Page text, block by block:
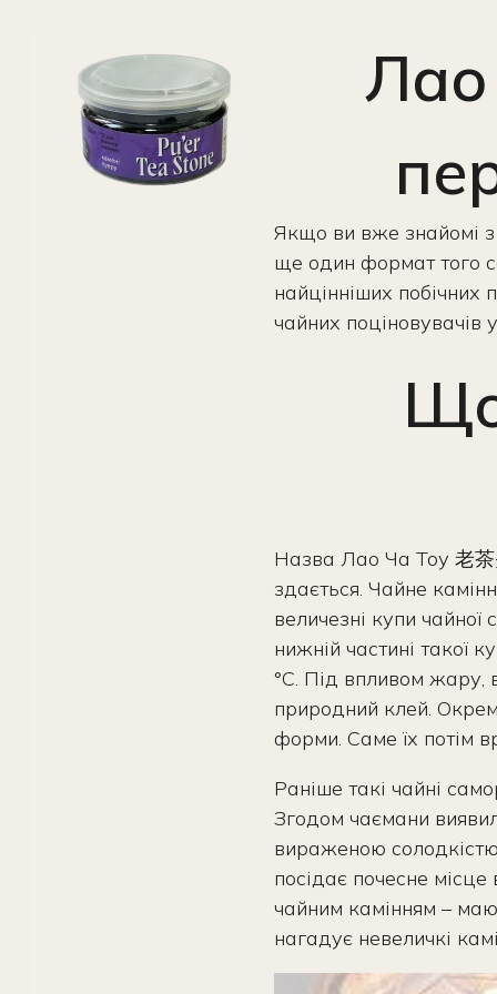
Лао
Якщо ви вже знайомі з
ще один формат того
найцінніших побічних
чайних поціновувачів
Назва Лао Ча Тоу 老茶
здається. Чайне
величезні купи
нижній частині такої
°С. Під впливом жару,
природний клей.
форми. Саме їх потім
Раніше такі чайні
Згодом чаємани
вираженою
посідає почесне
чайним камінням –
нагадує невеличкі